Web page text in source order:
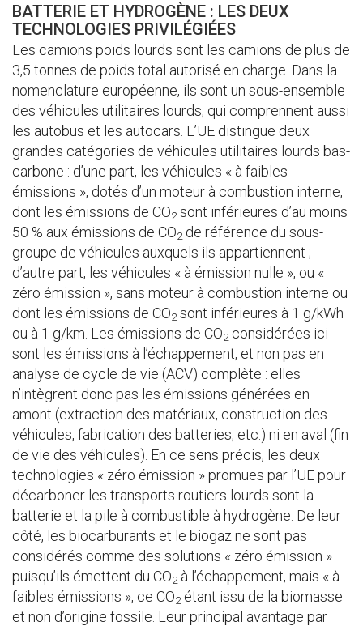
BATTERIE ET HYDROGÈNE : LES DEUX
TECHNOLOGIES PRIVILÉGIÉES
Les camions poids lourds sont les camions de plus de
3,5 tonnes de poids total autorisé en charge. Dans la
nomenclature européenne, ils sont un sous-ensemble
des véhicules utilitaires lourds, qui comprennent aussi
les autobus et les autocars. L’UE distingue deux
grandes catégories de véhicules utilitaires lourds bas-
carbone : d’une part, les véhicules « à faibles
émissions », dotés d’un moteur à combustion interne,
dont les émissions de CO2 sont inférieures d’au moins
50 % aux émissions de CO2 de référence du sous-
groupe de véhicules auxquels ils appartiennent ;
d’autre part, les véhicules « à émission nulle », ou «
zéro émission », sans moteur à combustion interne ou
dont les émissions de CO2 sont inférieures à 1 g/kWh
ou à 1 g/km. Les émissions de CO2 considérées ici
sont les émissions à l’échappement, et non pas en
analyse de cycle de vie (ACV) complète : elles
n’intègrent donc pas les émissions générées en
amont (extraction des matériaux, construction des
véhicules, fabrication des batteries, etc.) ni en aval (fin
de vie des véhicules). En ce sens précis, les deux
technologies « zéro émission » promues par l’UE pour
décarboner les transports routiers lourds sont la
batterie et la pile à combustible à hydrogène. De leur
côté, les biocarburants et le biogaz ne sont pas
considérés comme des solutions « zéro émission »
puisqu’ils émettent du CO2 à l’échappement, mais « à
faibles émissions », ce CO2 étant issu de la biomasse
et non d’origine fossile. Leur principal avantage par